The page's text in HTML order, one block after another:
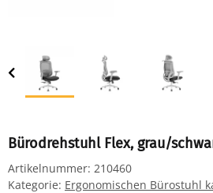
Bürodrehstuhl Flex, grau/
Artikelnummer: 210460
Kategorie: Ergonomischen Bürostuhl